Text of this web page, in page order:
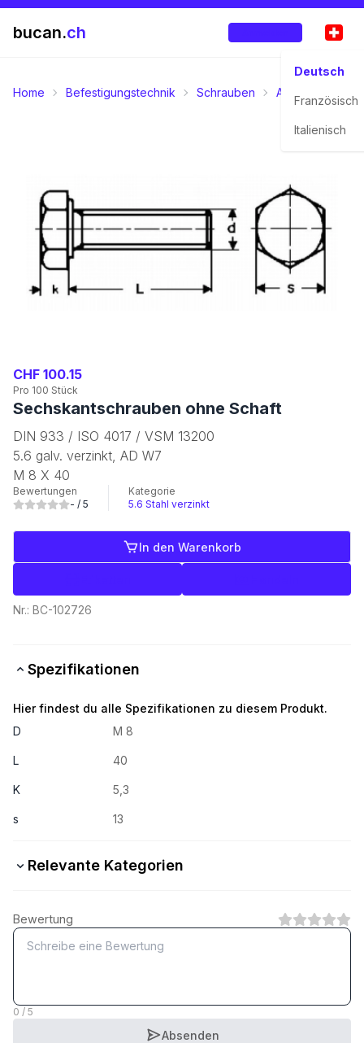
bucan.ch
Deutsch
Französisch
Italienisch
Home Befestigungstechnik Schrauben
CHF 100.15
Pro 100 Stück
Sechskantschrauben ohne Schaft
DIN 933 / ISO 4017 / VSM 13200
5.6 galv. verzinkt, AD W7
M 8 X 40
Bewertungen
- / 5
Kategorie
5.6 Stahl verzinkt
In den Warenkorb
Nr.: BC-102726
Spezifikationen
Hier findest du alle Spezifikationen zu diesem Produkt.
D
M 8
L 40
K 5,3
s 13
Relevante Kategorien
8.8 Stahl verzinkt
1 Kategorie
Bewertung
0 / 5
Absenden